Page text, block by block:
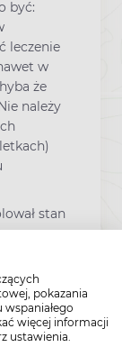
pokazania
więcej informacji
ustawienia.
być:
leczenie
w
że
należy
stan